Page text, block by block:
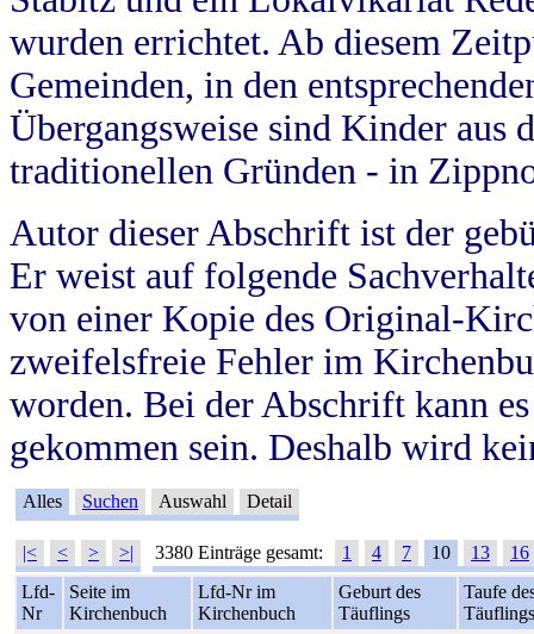
wurden errichtet. Ab diesem
Gemeinden, in den
Übergangsweise sind Kinder aus
traditionellen Gründen - in
Autor dieser Abschrift ist der
Er weist auf folgende
von einer Kopie des Original-
zweifelsfreie Fehler im
worden. Bei der Abschrift kann
gekommen sein. Deshalb wird
Alles Suchen Auswahl Detail
|< < > >| 3380 Einträge gesamt: 1 4 7 10 13
16
Lfd-
Nr
Seite im
Kirchenbuch
Lfd-Nr im
Kirchenbuch
Geburt des
Täuflings
Taufe
Täuflings